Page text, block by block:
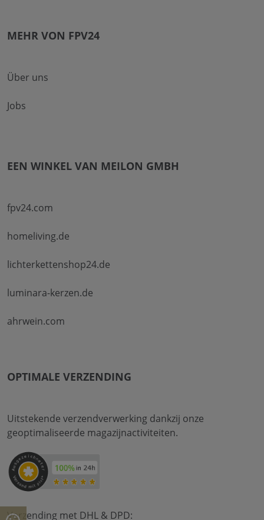
MEHR VON FPV24
Über uns
Jobs
EEN WINKEL VAN MEILON GMBH
fpv24.com
homeliving.de
lichterkettenshop24.de
luminara-kerzen.de
ahrwein.com
OPTIMALE VERZENDING
Uitstekende verzendverwerking dankzij onze
geoptimaliseerde magazijnactiviteiten.
Verzending met DHL & DPD: